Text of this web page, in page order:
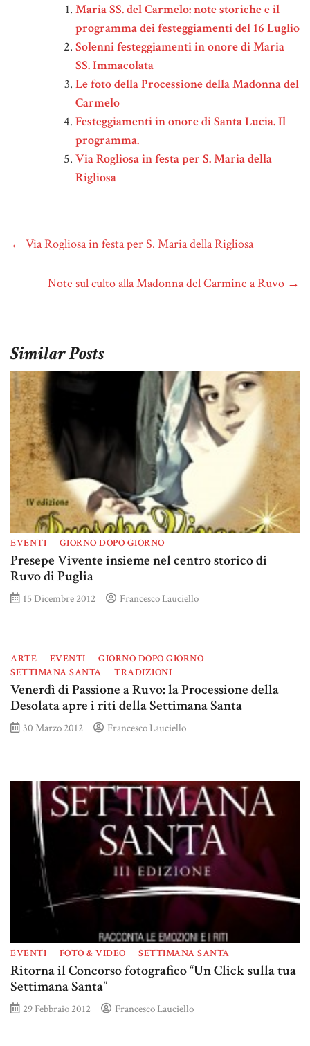
Maria SS. del Carmelo: note storiche e il
programma dei festeggiamenti del 16 Luglio
Solenni festeggiamenti in onore di Maria
SS. Immacolata
Le foto della Processione della Madonna del
Carmelo
Festeggiamenti in onore di Santa Lucia. Il
programma.
Via Rogliosa in festa per S. Maria della
Rigliosa
← Via Rogliosa in festa per S. Maria della Rigliosa
Note sul culto alla Madonna del Carmine a Ruvo →
Similar Posts
EVENTI GIORNO DOPO GIORNO
Presepe Vivente insieme nel centro storico di
Ruvo di Puglia
15 Dicembre 2012 Francesco Lauciello
ARTE EVENTI
GIORNO DOPO GIORNO
SETTIMANA SANTA
TRADIZIONI
Venerdì di Passione a Ruvo: la Processione della
Desolata apre i riti della Settimana Santa
30 Marzo 2012 Francesco Lauciello
EVENTI FOTO & VIDEO SETTIMANA SANTA
Ritorna il Concorso fotografico “Un Click sulla tua
Settimana Santa”
29 Febbraio 2012 Francesco Lauciello